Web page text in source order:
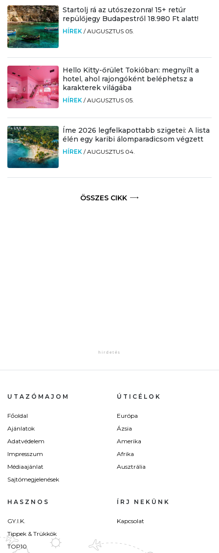
Startolj rá az utószezonra! 15+ retúr
repülőjegy Budapestről 18.980 Ft alatt!
HÍREK /AUGUSZTUS 05.
Hello Kitty-őrület Tokióban: megnyílt a
hotel, ahol rajongóként beléphetsz a
karakterek világába
HÍREK /AUGUSZTUS 05.
Íme 2026 legfelkapottabb szigetei: A lista
élén egy karibi álomparadicsom végzett
HÍREK /AUGUSZTUS 04.
ÖSSZES CIKK
UTAZÓMAJOM
Főoldal
Ajánlatok
Adatvédelem
Impresszum
Médiaajánlat
Sajtómegjelenések
ÚTICÉLOK
Európa
Ázsia
Amerika
Afrika
Ausztrália
HASZNOS
GY.I.K.
Tippek & Trükkök
TOP10
ÍRJ NEKÜNK
Kapcsolat